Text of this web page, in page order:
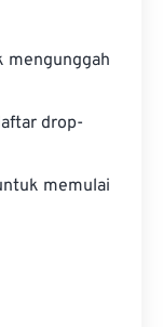
mengunggah
drop-
memulai